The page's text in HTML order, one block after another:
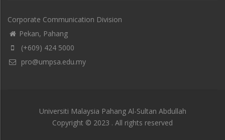
Corporate Communication Division
Pekan, Pahang
(+609) 424 5000
pro@umpsa.edu.my
Universiti Malaysia Pahang Al-Sultan Abdullah
Copyright © 2023 . All rights reserved